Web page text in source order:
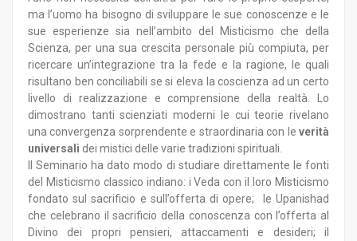
ma l’uomo ha bisogno di sviluppare le sue conoscenze e le
sue esperienze sia nell’ambito del Misticismo che della
Scienza, per una sua crescita personale più compiuta, per
ricercare un’integrazione tra la fede e la ragione, le quali
risultano ben conciliabili se si eleva la coscienza ad un certo
livello di realizzazione e comprensione della realtà. Lo
dimostrano tanti scienziati moderni le cui teorie rivelano
una convergenza sorprendente e straordinaria con le verità
universali dei mistici delle varie tradizioni spirituali.
Il Seminario ha dato modo di studiare direttamente le fonti
del Misticismo classico indiano: i Veda con il loro Misticismo
fondato sul sacrificio e sull’offerta di opere; le Upanishad
che celebrano il sacrificio della conoscenza con l’offerta al
Divino dei propri pensieri, attaccamenti e desideri; il